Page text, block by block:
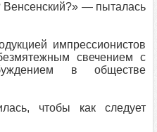
— пыталась
импрессионистов
свечением с
в обществе
чтобы как следует